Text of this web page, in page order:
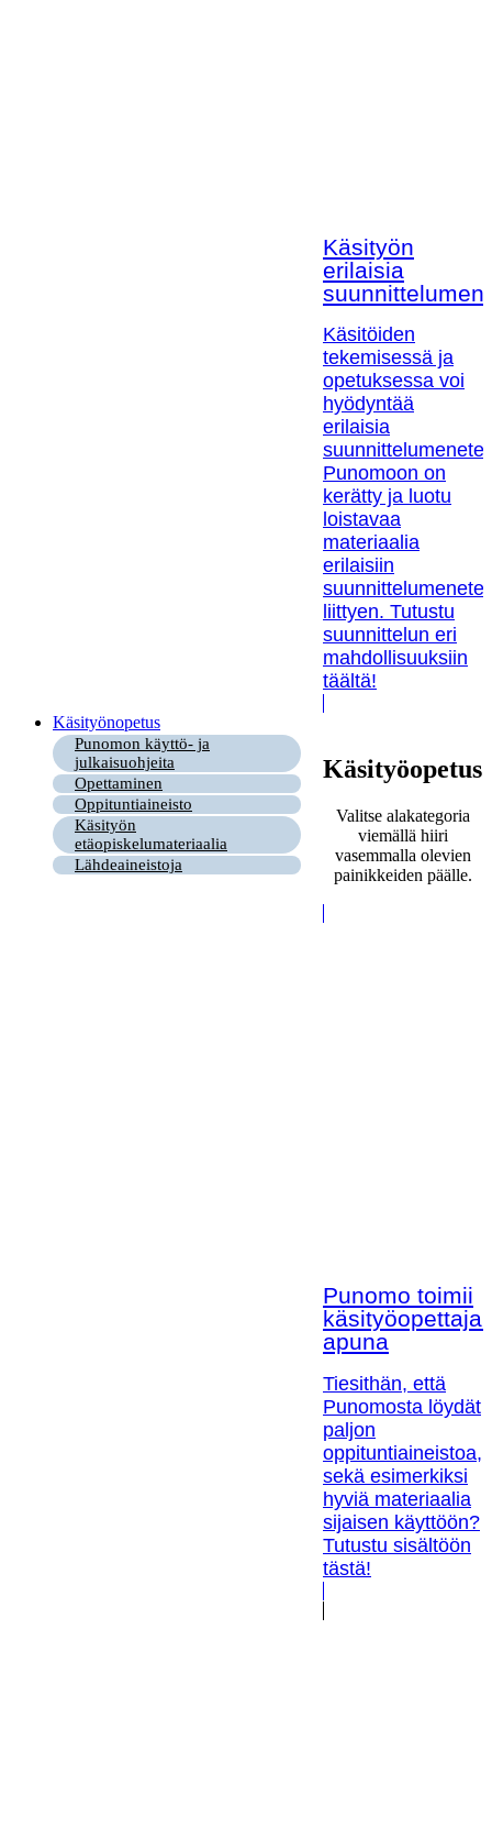
Käsityön
erilaisia
Käsitöiden
tekemisessä ja
opetuksessa voi
hyödyntää
erilaisia
Punomoon on
kerätty ja luotu
loistavaa
materiaalia
erilaisiin
liittyen. Tutustu
suunnittelun eri
mahdollisuuksiin
täältä!
Käsityönopetus
Punomon käyttö- ja
julkaisuohjeita
Opettaminen
Oppituntiaineisto
Käsityön
etäopiskelumateriaalia
Lähdeaineistoja
Käsityöopetus
Valitse alakategoria
viemällä hiiri
vasemmalla olevien
painikkeiden päälle.
Punomo toimii
apuna
Tiesithän, että
Punomosta löydät
paljon
oppituntiaineistoa,
sekä esimerkiksi
hyviä materiaalia
sijaisen käyttöön?
Tutustu sisältöön
tästä!